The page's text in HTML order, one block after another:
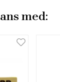
med: